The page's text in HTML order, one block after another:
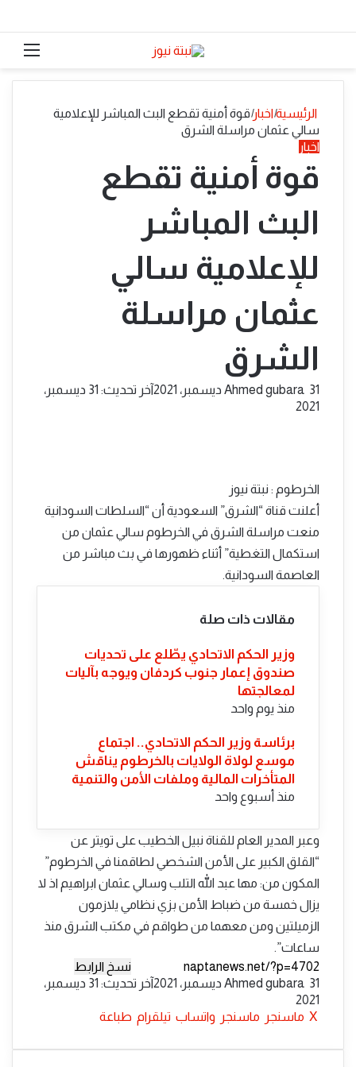
الرئيسية|اخبار|قوة أمنية تقطع البث المباشر للإعلامية
سالي عثمان مراسلة الشرق
اخبار
قوة أمنية تقطع
البث المباشر
للإعلامية سالي
عثمان مراسلة
الشرق
Ahmed gubara
أرسل
بريدا
31 ديسمبر، 2021
آخر تحديث: 31 ديسمبر،
2021
الخرطوم : نبتة نيوز
أعلنت قناة “الشرق” السعودية أن “السلطات السودانية
منعت مراسلة الشرق في الخرطوم سالي عثمان من
استكمال التغطية” أثناء ظهورها في بث مباشر من
العاصمة السودانية.
مقالات ذات صلة
​وزير الحكم الاتحادي يطّلع على تحديات
صندوق إعمار جنوب كردفان ويوجه بآليات
لمعالجتها
منذ يوم واحد
​برئاسة وزير الحكم الاتحادي.. اجتماع
موسع لولاة الولايات بالخرطوم يناقش
المتأخرات المالية وملفات الأمن والتنمية
منذ أسبوع واحد
وعبر المدير العام للقناة نبيل الخطيب على تويتر عن
“القلق الكبير على الأمن الشخصي لطاقمنا في الخرطوم”
المكون من: مها عبد الله التلب وسالي عثمان ابراهيم اذ لا
يزال خمسة من ضباط الأمن بزي نظامي يلازمون
الزميلتين ومن معهما من طواقم في مكتب الشرق منذ
ساعات”.
نسخ الرابط
Ahmed gubara
أرسل
بريدا
إلكترونيا
31 ديسمبر، 2021
آخر تحديث: 31 ديسمبر،
2021
‫X ماسنجر ماسنجر واتساب تيلقرام طباعة